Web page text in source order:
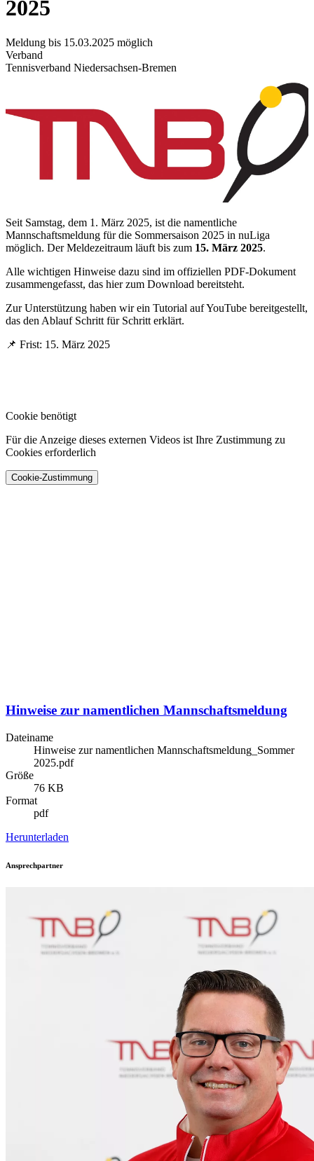
2025
Meldung bis 15.03.2025 möglich
Verband
Tennisverband Niedersachsen-Bremen
Seit Samstag, dem 1. März 2025, ist die namentliche
Mannschaftsmeldung für die Sommersaison 2025 in nuLiga
möglich. Der Meldezeitraum läuft bis zum 15. März 2025.
Alle wichtigen Hinweise dazu sind im offiziellen PDF-Dokument
zusammengefasst, das hier zum Download bereitsteht.
Zur Unterstützung haben wir ein Tutorial auf YouTube bereitgestellt,
das den Ablauf Schritt für Schritt erklärt.
📌 Frist: 15. März 2025
Cookie benötigt
Für die Anzeige dieses externen Videos ist Ihre Zustimmung zu
Cookies erforderlich
Cookie-Zustimmung
Hinweise zur namentlichen Mannschaftsmeldung
Dateiname
Hinweise zur namentlichen Mannschaftsmeldung_Sommer
2025.pdf
Größe
76 KB
Format
pdf
Herunterladen
Ansprechpartner